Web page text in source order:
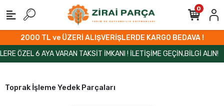
2000 TL ve ÜZERİ ALIŞVERİŞLERDE KARGO BEDAVA !
ÖZEL 6 AYA VARAN TAKSİT İMKANI ! İLETİŞİME GEÇİN,BİLGİ ALIN!
0
Toprak İşleme Yedek Parçaları